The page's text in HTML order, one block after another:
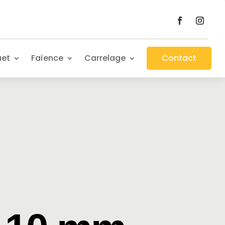
Faïence Carrelage Contact